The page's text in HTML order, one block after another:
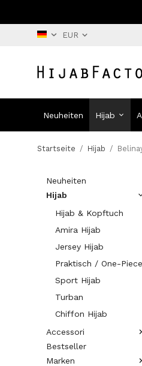
Neuheiten Hijab
Startseite / Hijab /
Neuheiten
Hijab
Hijab & Kopftuch
Amira Hijab
Jersey Hijab
Praktisch / One-Piece
Sport Hijab
Turban
Chiffon Hijab
Accessori
Bestseller
Marken